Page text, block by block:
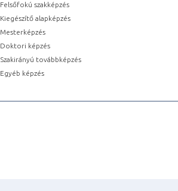
Felsőfokú szakképzés
Kiegészítő alapképzés
Mesterképzés
Doktori képzés
Szakirányú továbbképzés
Egyéb képzés